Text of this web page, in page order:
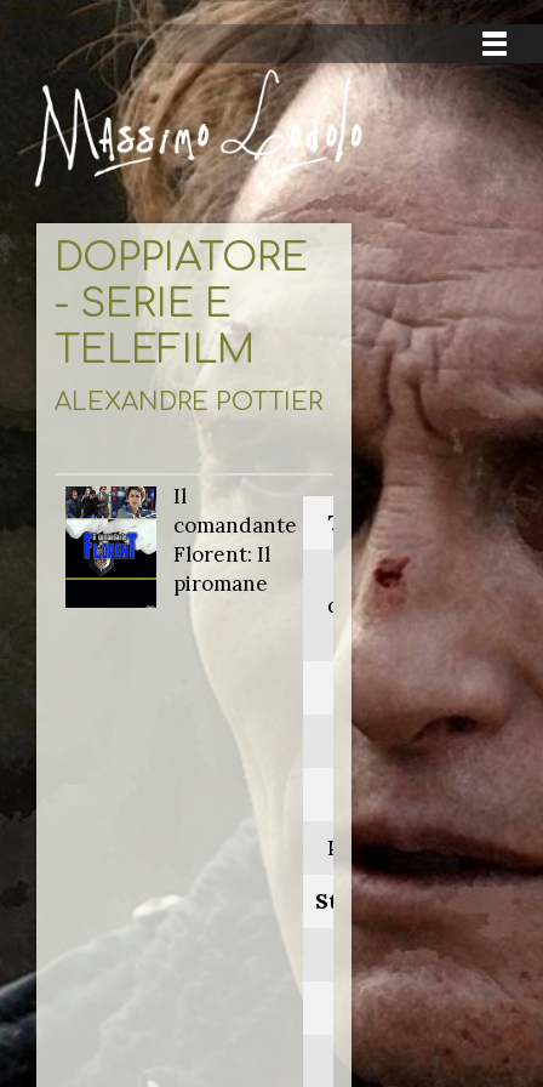
DOPPIATORE
- SERIE E
TELEFILM
ALEXANDRE POTTIER
Il
comandante
Florent: Il
piromane
Titolo originale:
Une femme
d'honneur: Brûlé
Anno:
1998
Personaggio:
Philippe Langlois
Stagione.Episodio:
2.1
Regia di:
Bernard Uzan